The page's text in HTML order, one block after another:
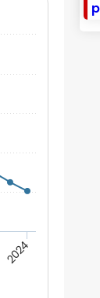
2024